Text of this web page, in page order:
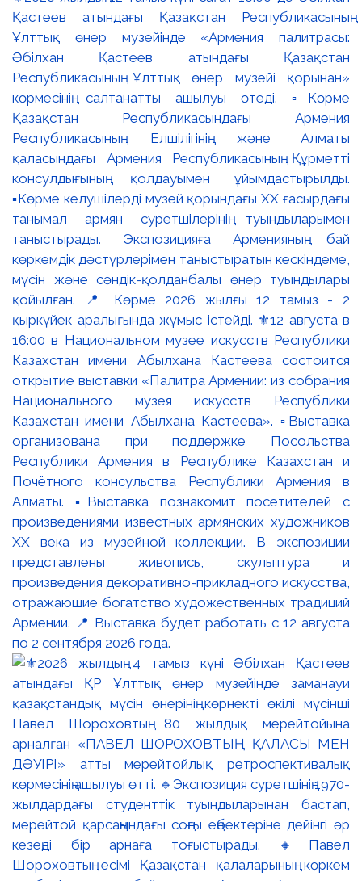
Қастеев атындағы Қазақстан Республикасының
Ұлттық өнер музейінде «Армения палитрасы:
Әбілхан Қастеев атындағы Қазақстан
Республикасының Ұлттық өнер музейі қорынан»
көрмесінің салтанатты ашылуы өтеді. ▫️Көрме
Қазақстан Республикасындағы Армения
Республикасының Елшілігінің және Алматы
қаласындағы Армения Республикасының Құрметті
консулдығының қолдауымен ұйымдастырылды.
▪️Көрме келушілерді музей қорындағы ХХ ғасырдағы
танымал армян суретшілерінің туындыларымен
таныстырады. Экспозицияға Арменияның бай
көркемдік дәстүрлерімен таныстыратын кескіндеме,
мүсін және сәндік-қолданбалы өнер туындылары
қойылған. 📍 Көрме 2026 жылғы 12 тамыз - 2
қыркүйек аралығында жұмыс істейді. ⚜️12 августа в
16:00 в Национальном музее искусств Республики
Казахстан имени Абылхана Кастеева состоится
открытие выставки «Палитра Армении: из собрания
Национального музея искусств Республики
Казахстан имени Абылхана Кастеева». ▫️Выставка
организована при поддержке Посольства
Республики Армения в Республике Казахстан и
Почётного консульства Республики Армения в
Алматы. ▪️Выставка познакомит посетителей с
произведениями известных армянских художников
XX века из музейной коллекции. В экспозиции
представлены живопись, скульптура и
произведения декоративно-прикладного искусства,
отражающие богатство художественных традиций
Армении. 📍 Выставка будет работать с 12 августа
по 2 сентября 2026 года.